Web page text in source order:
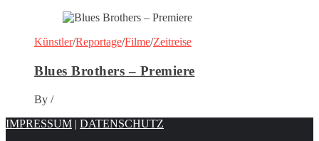
Künstler/Reportage/Filme/Zeitreise
Blues Brothers – Premiere
By /
IMPRESSUM | DATENSCHUTZ